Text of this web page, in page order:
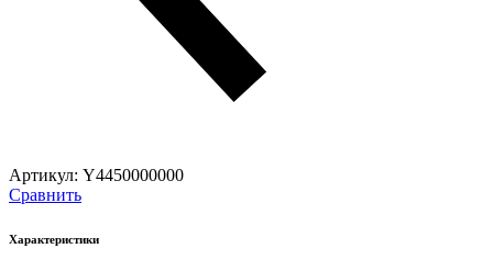
Артикул: Y4450000000
Сравнить
Характеристики